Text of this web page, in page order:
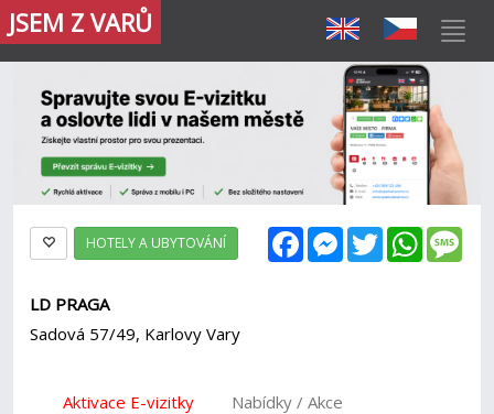
JSEM Z VARŮ
FacebookMessenger
Twitter
HOTELY A UBYTOVÁNÍ
LD PRAGA
Sadová 57/49, Karlovy Vary
Aktivace E-vizitky Nabídky / Akce